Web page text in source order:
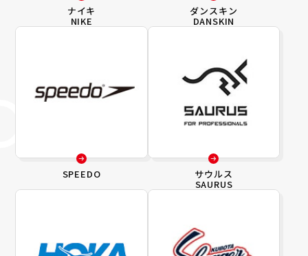
ナイキ
NIKE
ダンスキン
DANSKIN
SPEEDO サウルス
SAURUS